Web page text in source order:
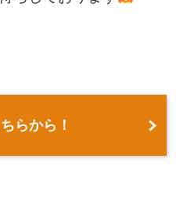
らから！